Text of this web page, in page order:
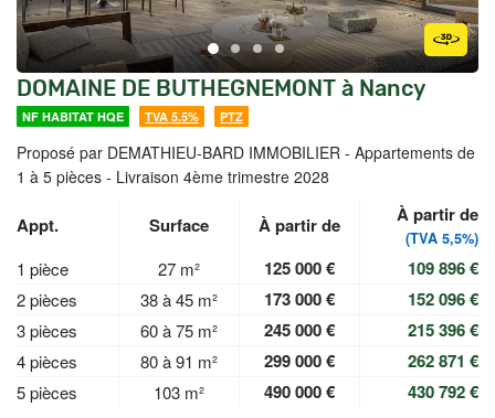
DOMAINE DE BUTHEGNEMONT à Nancy
NF HABITAT HQE TVA 5.5% PTZ
Proposé par DEMATHIEU-BARD IMMOBILIER - Appartements de
1 à 5 pièces - Livraison 4ème trimestre 2028
Appt. Surface À partir de À partir de
(TVA 5,5%)
1 pièce 27 m² 125 000 € 109 896 €
2 pièces 38 à 45 m² 173 000 € 152 096 €
3 pièces 60 à 75 m² 245 000 € 215 396 €
4 pièces 80 à 91 m² 299 000 € 262 871 €
5 pièces 103 m² 490 000 €
430 792 €